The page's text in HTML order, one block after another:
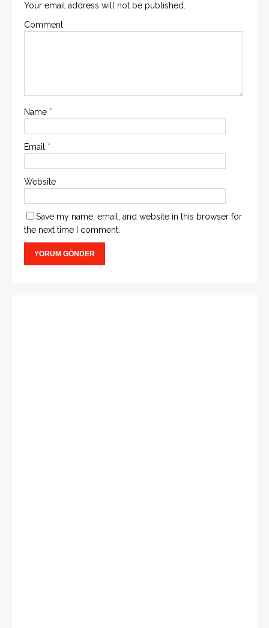
Your email address will not be published.
Comment
Name *
Email *
Website
Save my name, email, and website in this browser for
the next time I comment.